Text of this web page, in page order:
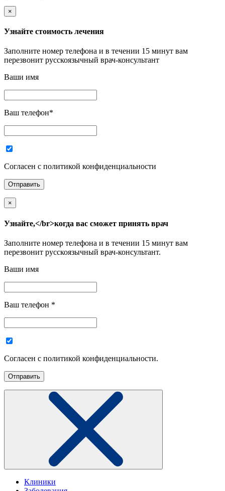
×
Узнайте стоимость лечения
Заполните номер телефона и в течении 15 минут вам
перезвонит русскоязычный врач-консультант
Ваши имя
Ваш телефон*
Согласен с политикой конфиденциальности
×
Узнайте,</br>когда вас сможет принять врач
Заполните номер телефона и в течении 15 минут вам
перезвонит русскоязычный врач-консультант.
Ваши имя
Ваш телефон *
Согласен с политикой конфиденциальности.
Клиники